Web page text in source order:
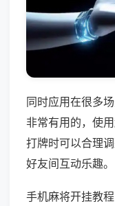
同时应用在很多
非常有用的，使
打牌时可以合理
好友间互动乐趣。
手机麻将开挂教